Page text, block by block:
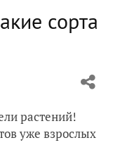
сорта
растений!
уже взрослых